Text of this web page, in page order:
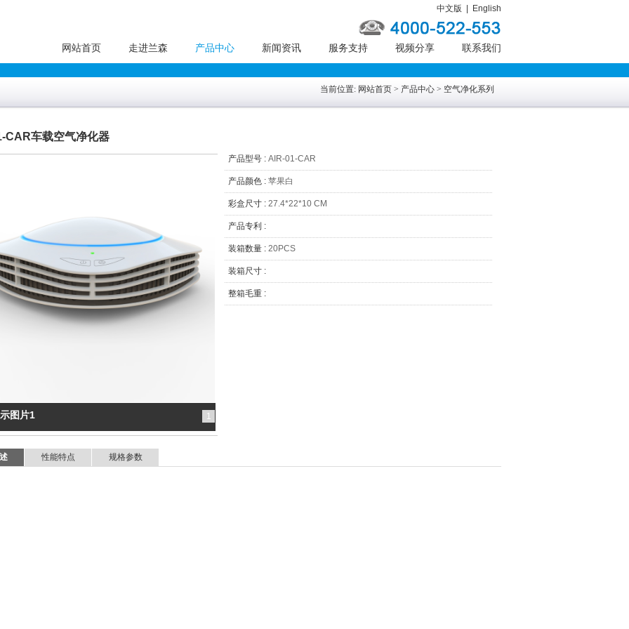
中文版 English
网站首页 走进兰森 产品中心 新闻资讯 服务支持 视频分享 联系我们
当前位置: 网站首页 > 产品中心 > 空气净化系列
CAR车载空气净化器
图片1 1
产品型号 : AIR-01-CAR
产品颜色 : 苹果白
彩盒尺寸 : 27.4*22*10 CM
产品专利 :
装箱数量 : 20PCS
装箱尺寸 :
整箱毛重 :
性能特点 规格参数